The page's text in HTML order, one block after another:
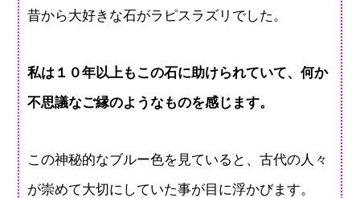
昔から大好きな石がラピスラズリでした。
私は１０年以上もこの石に助けられていて、何か
不思議なご縁のようなものを感じます。
この神秘的なブルー色を見ていると、古代の人々
が崇めて大切にしていた事が目に浮かびます。